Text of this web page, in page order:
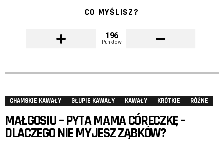
CO MYŚLISZ?
196
Punktów
CHAMSKIE KAWAŁY GŁUPIE KAWAŁY KAWAŁY KRÓTKIE RÓŻNE
MAŁGOSIU – PYTA MAMA CÓRECZKĘ –
DLACZEGO NIE MYJESZ ZĄBKÓW?